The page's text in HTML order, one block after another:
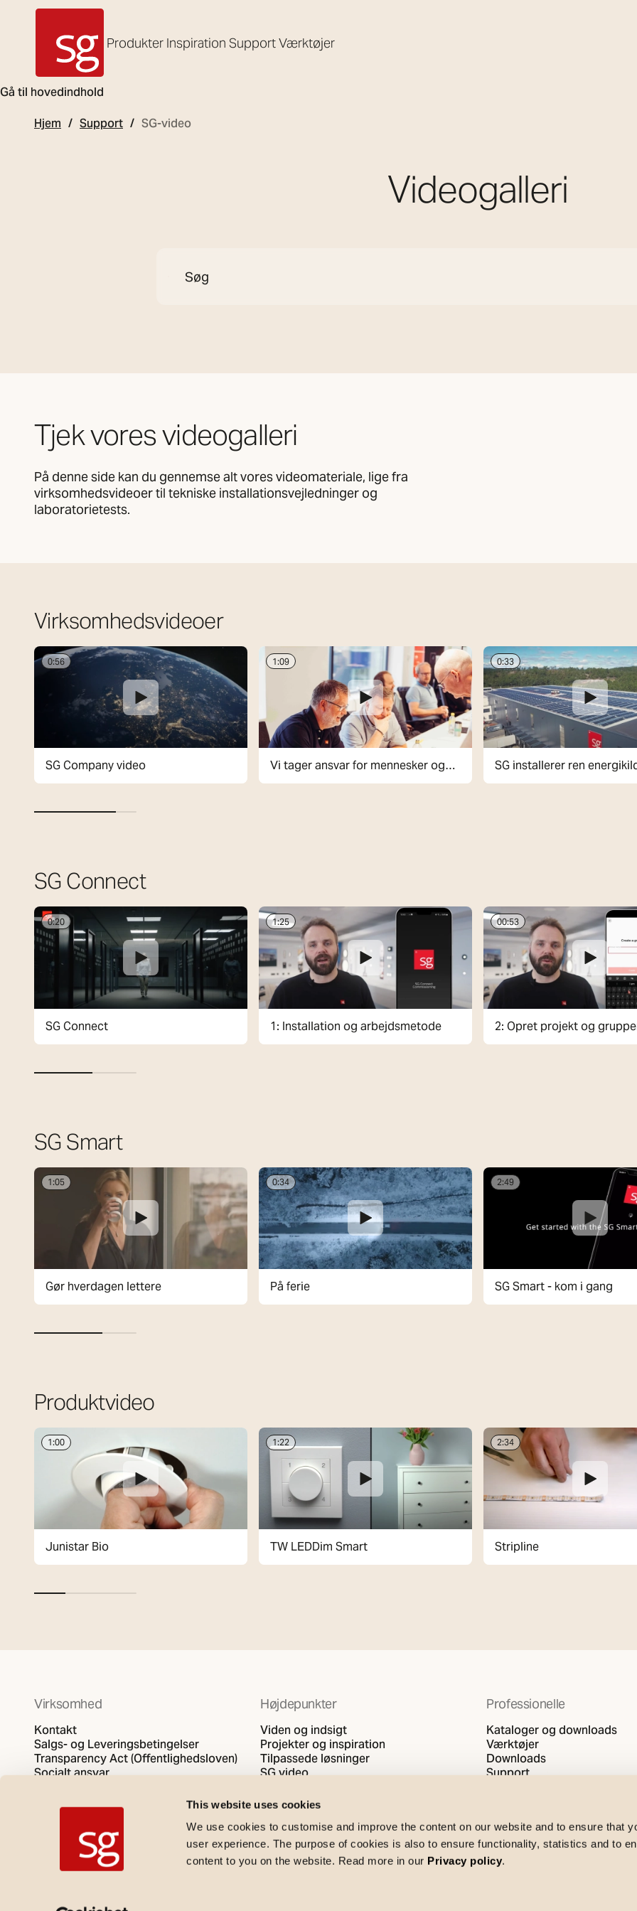
This website uses cookies
We use cookies to customise and improve the content on our website and to ensure that
user experience. The purpose of cookies is also to ensure functionality, statistics and to
content to you on the website. Read more in our Privacy policy.
Gå til hovedindhold
SG Armaturen
Produkter Inspiration SupportVærktøjer
Hjem Support SG-video
Videogalleri
Tjek vores videogalleri
På denne side kan du gennemse alt vores videomateriale, lige fra
virksomhedsvideoer til tekniske installationsvejledninger og
laboratorietests.
Virksomhedsvideoer
0:56
SG Company video
1:09
Vi tager ansvar for mennesker og
0:33
SG installerer ren
SG Connect
0:20
SG Connect
1:25
1: Installation og arbejdsmetode
00:53
2: Opret projekt og
SG Smart
1:05
Gør hverdagen lettere
0:34
På ferie
2:49
SG Smart - kom i gang
Produktvideo
1:00
Junistar Bio
1:22
TW LEDDim Smart
2:34
Stripline
Virksomhed
Kontakt
Salgs- og Leveringsbetingelser
Transparency Act (Offentlighedsloven)
Socialt ansvar
Højdepunkter
Viden og indsigt
Projekter og inspiration
Tilpassede løsninger
SG video
Professionelle
Kataloger og downloads
Værktøjer
Downloads
Support
SG Armaturen